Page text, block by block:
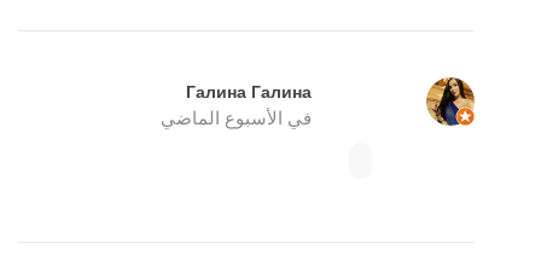
Галина Галина
في الأسبوع الماضي